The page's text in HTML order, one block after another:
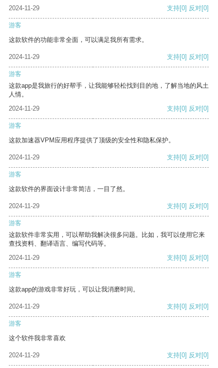
2024-11-29 支持[0] 反对[0]
游客
这款软件的功能非常全面，可以满足我所有需求。
2024-11-29 支持[0] 反对[0]
游客
这款app是我旅行的好帮手，让我能够轻松找到目的地，了解当地的风土
人情。
2024-11-29
支持[0] 反对[0]
游客
这款加速器VPM应用程序提供了顶级的安全性和隐私保护。
2024-11-29 支持[0] 反对[0]
游客
这款软件的界面设计非常简洁，一目了然。
2024-11-29 支持[0] 反对[0]
游客
这款软件非常实用，可以帮助我解决很多问题。比如，我可以使用它来
查找资料、翻译语言、编写代码等。
2024-11-29
支持[0] 反对[0]
游客
这款app的游戏非常好玩，可以让我消磨时间。
2024-11-29 支持[0] 反对[0]
游客
这个软件我非常喜欢
2024-11-29 支持[0] 反对[0]